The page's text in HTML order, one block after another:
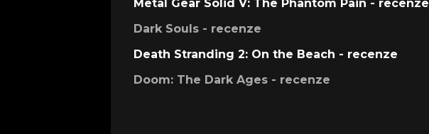
Metal Gear Solid V: The Phantom Pain - recenze
Dark Souls - recenze
Death Stranding 2: On the Beach - recenze
Doom: The Dark Ages - recenze